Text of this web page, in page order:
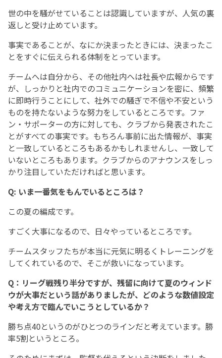
世の中を騒がせていることは認識していますが、人気の裏
返しと受け止めています。
事実であることが、なにか決まったときには、決まったこ
とをすぐに伝えられる体制をとっています。
チームへは自分から、その他社内へは社長や広報からです
が、しっかりと社内でのコミュニケーションを密に、頻繁
に即時行うことにして、社外での騒ぎで不信や不安という
ものを持たないような努力をしているところです。ファ
ン・サポーターの方に対しても、クラブから発表されたこ
とがすべての事実です。もちろん事前に出た情報が、事実
と一致しているところもあるかもしれませんし、一致して
いないところもあります。クラブからのアナウンスをしっ
かり注目していただければと思います。
Q: いま一番気をもんでいるところは？
この夏の編成です。
すごく大事になるので、日々やっているところです。
チームスタッフたちが本当に元気に明るくトレーニングを
してくれているので、そこが救いになっています。
Q：リーグ戦残り半分ですが、残留に向けて夏のウィンド
ウが大事だという話がありましたが、どのような数値設定
や考え方で臨んでいこうとしているか？
勝ち点40というのがひとつのラインだと考えています。勝
率5割というところ。